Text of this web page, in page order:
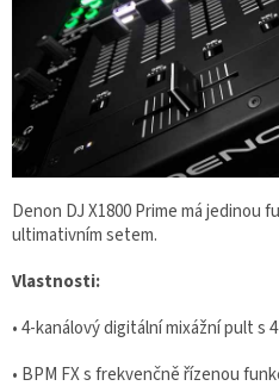
Denon DJ X1800 Prime má jedinou
ultimativním setem.
Vlastnosti:
• 4-kanálový digitální mixážní pult s
• BPM FX s frekvenčně řízenou